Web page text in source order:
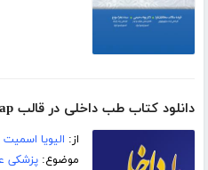
دانلود کتاب طب داخلی در قالب Mind Map
از: الیویا اسمیت
موضوع:پزشکی